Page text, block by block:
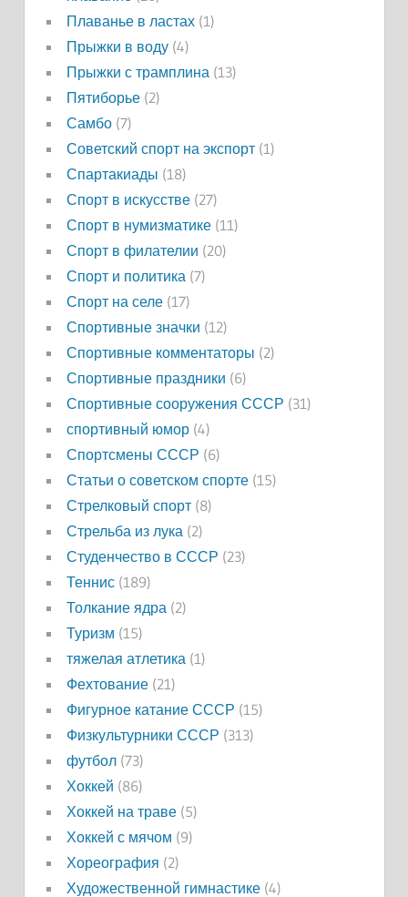
Плаванье в ластах(1)
Прыжки в воду(4)
Прыжки с трамплина (13)
Пятиборье(2)
Самбо(7)
Советский спорт на экспорт(1)
Спартакиады (18)
Спорт в искусстве(27)
Спорт в нумизматике(11)
Спорт в филателии (20)
Спорт и политика (7)
Спорт на селе(17)
Спортивные значки (12)
Спортивные комментаторы (2)
Спортивные праздники (6)
Спортивные сооружения СССР (31)
спортивный юмор(4)
Спортсмены СССР (6)
Статьи о советском спорте(15)
Стрелковый спорт(8)
Стрельба из лука (2)
Студенчество в СССР (23)
Теннис(189)
Толкание ядра (2)
Туризм (15)
тяжелая атлетика (1)
Фехтование(21)
Фигурное катание СССР (15)
Физкультурники СССР (313)
футбол(73)
Хоккей (86)
Хоккей на траве(5)
Хоккей с мячом (9)
Хореография (2)
Художественной гимнастике(4)